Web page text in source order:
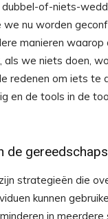
of-niets-
nu worden
manieren
als we niets doen,
redenen om iets te
en de tools in de
de
strategieën die
kunnen
in meerdere